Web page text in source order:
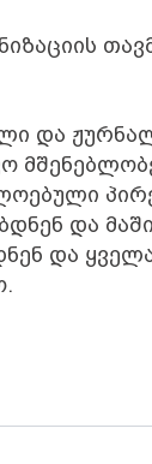
და
და
და